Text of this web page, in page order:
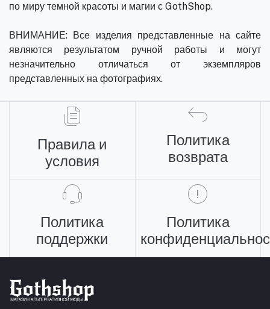
по миру темной красоты и магии с GothShop.
ВНИМАНИЕ: Все изделия представленные на сайте
являются результатом ручной работы и могут
незначительно отличаться от экземпляров
представленных на фотографиях.
Правила и
условия
Политика
возврата
Политика
поддержки
Политика